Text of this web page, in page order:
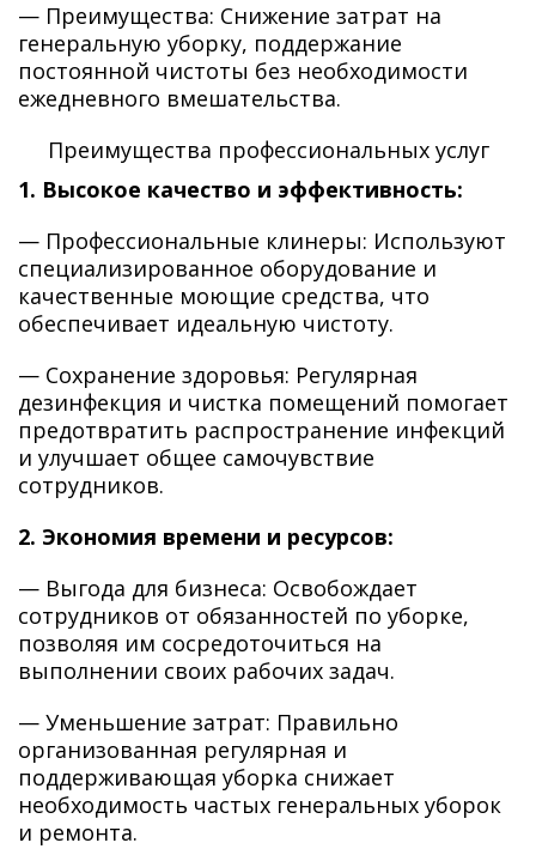
— Преимущества: Снижение затрат на
генеральную уборку, поддержание
постоянной чистоты без необходимости
ежедневного вмешательства.
Преимущества профессиональных услуг
1. Высокое качество и эффективность:
— Профессиональные клинеры: Используют
специализированное оборудование и
качественные моющие средства, что
обеспечивает идеальную чистоту.
— Сохранение здоровья: Регулярная
дезинфекция и чистка помещений помогает
предотвратить распространение инфекций
и улучшает общее самочувствие
сотрудников.
2. Экономия времени и ресурсов:
— Выгода для бизнеса: Освобождает
сотрудников от обязанностей по уборке,
позволяя им сосредоточиться на
выполнении своих рабочих задач.
— Уменьшение затрат: Правильно
организованная регулярная и
поддерживающая уборка снижает
необходимость частых генеральных уборок
и ремонта.